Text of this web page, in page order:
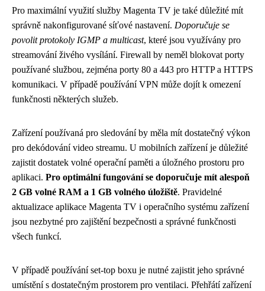
Pro maximální využití služby Magenta TV je také důležité mít
správně nakonfigurované síťové nastavení. Doporučuje se
povolit protokoly IGMP a multicast, které jsou využívány pro
streamování živého vysílání. Firewall by neměl blokovat porty
používané službou, zejména porty 80 a 443 pro HTTP a HTTPS
komunikaci. V případě používání VPN může dojít k omezení
funkčnosti některých služeb.
Zařízení používaná pro sledování by měla mít dostatečný výkon
pro dekódování video streamu. U mobilních zařízení je důležité
zajistit dostatek volné operační paměti a úložného prostoru pro
aplikaci. Pro optimální fungování se doporučuje mít alespoň
2 GB volné RAM a 1 GB volného úložiště. Pravidelné
aktualizace aplikace Magenta TV i operačního systému zařízení
jsou nezbytné pro zajištění bezpečnosti a správné funkčnosti
všech funkcí.
V případě používání set-top boxu je nutné zajistit jeho správné
umístění s dostatečným prostorem pro ventilaci. Přehřátí zařízení